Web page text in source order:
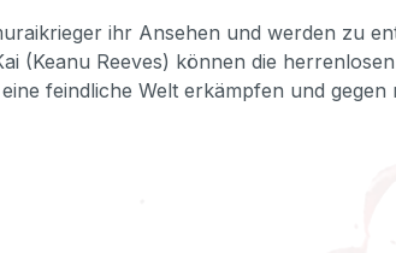
ihr Ansehen und werden zu
Reeves) können die
feindliche Welt erkämpfen und